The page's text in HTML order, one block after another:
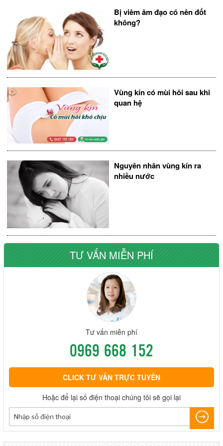
Bị viêm âm đạo có nên đốt
không?
Vùng kín có mùi hôi sau khi
quan hệ
Nguyên nhân vùng kín ra
nhiều nước
TƯ VẤN MIỄN PHÍ
Tư vấn miễn phí
0969 668 152
CLICK TƯ VẤN TRỰC TUYẾN
Hoặc để lại số điện thoại chúng tôi sẽ gọi lại